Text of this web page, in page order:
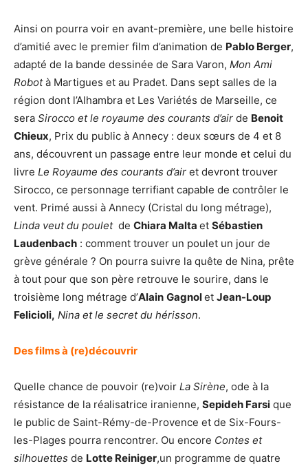
Ainsi on pourra voir en avant-première, une belle histoire
d’amitié avec le premier film d’animation de Pablo Berger,
adapté de la bande dessinée de Sara Varon, Mon Ami
Robotà Martigues et au Pradet. Dans sept salles de la
région dont l’Alhambra et Les Variétés de Marseille, ce
sera Sirocco et le royaume des courants d’air de Benoit
Chieux, Prix du public à Annecy : deux sœurs de 4 et 8
ans, découvrent un passage entre leur monde et celui du
livre Le Royaume des courants d’air et devront trouver
Sirocco, ce personnage terrifiant capable de contrôler le
vent. Primé aussi à Annecy (Cristal du long métrage),
Linda veut du poulet de Chiara Malta et Sébastien
Laudenbach : comment trouver un poulet un jour de
grève générale ? On pourra suivre la quête de Nina, prête
à tout pour que son père retrouve le sourire, dans le
troisième long métrage d’Alain Gagnolet Jean-Loup
Felicioli, Nina et le secret du hérisson.
Des films à (re)découvrir
Quelle chance de pouvoir (re)voir La Sirène, ode à la
résistance de la réalisatrice iranienne, Sepideh Farsi que
le public de Saint-Rémy-de-Provence et de Six-Fours-
les-Plages pourra rencontrer. Ou encore Contes et
silhouettes de Lotte Reiniger,un programme de quatre